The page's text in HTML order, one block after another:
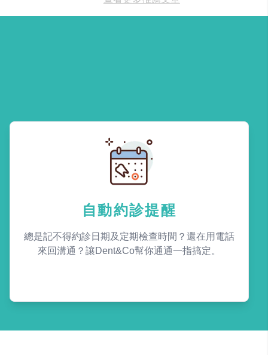
自動約診提醒
總是記不得約診日期及定期檢查時間？還在用電話
來回溝通？讓Dent&Co幫你通通一指搞定。